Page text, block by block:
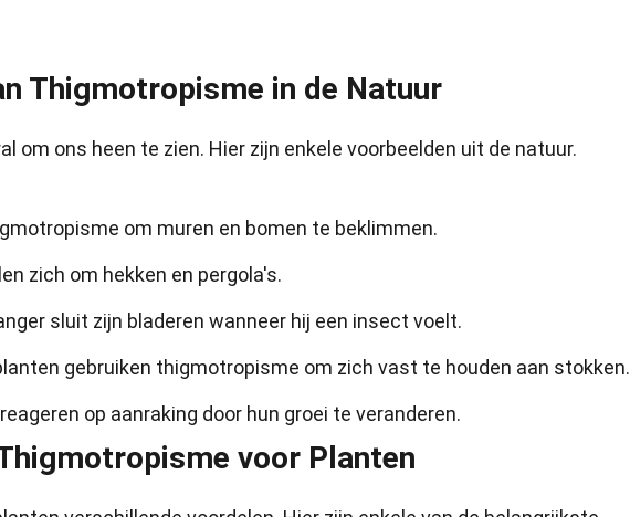
Thigmotropisme in de Natuur
om ons heen te zien. Hier zijn enkele voorbeelden uit de natuur.
om muren en bomen te beklimmen.
zich om hekken en pergola's.
sluit zijn bladeren wanneer hij een insect voelt.
gebruiken thigmotropisme om zich vast te houden aan stokken.
op aanraking door hun groei te veranderen.
voor Planten